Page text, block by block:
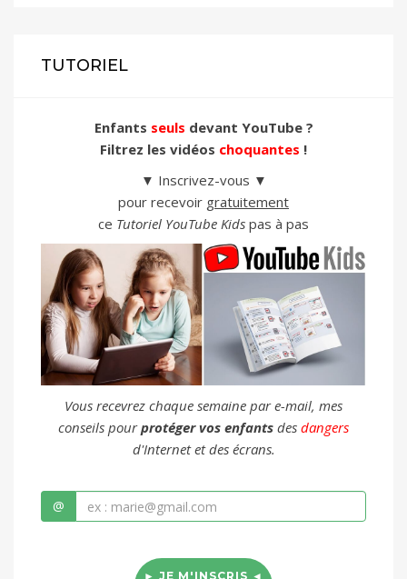
TUTORIEL
Enfants seuls devant YouTube ?
Filtrez les vidéos choquantes !
▼ Inscrivez-vous ▼
pour recevoir gratuitement
ce Tutoriel YouTube Kids pas à pas
Vous recevrez chaque semaine par e-mail, mes
conseils pourprotéger vos enfants des dangers
d'Internet et des écrans.
@
► JE M'INSCRIS ◄